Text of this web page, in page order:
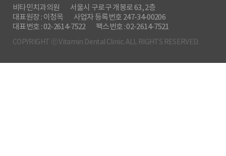
비타민치과의원
서울시 구로구 개봉로 63, 2층
대표원장 : 이청옥
사업자 등록번호 247-34-00206
대표번호 : 02-2614-7522
팩스번호 : 02-2614-7521
COPYRIGHT ⓒ Vitamin Dental Clinic. ALL RIGHTS RESERVED.